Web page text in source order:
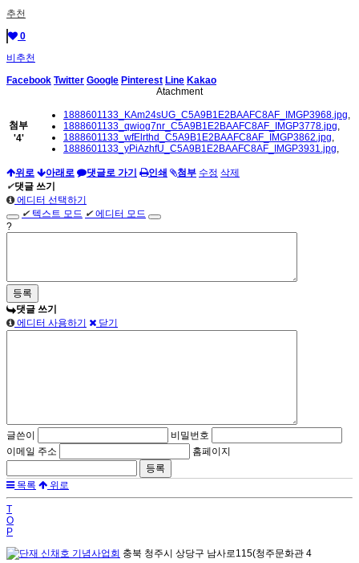
추천
0
비추천
Facebook Twitter Google Pinterest Line Kakao
Atachment
첨부
'4'
1888601133_KAm24sUG_C5A9B1E2BAAFC8AF_IMGP3968.jpg,
1888601133_qwiog7nr_C5A9B1E2BAAFC8AF_IMGP3778.jpg,
1888601133_wfElrthd_C5A9B1E2BAAFC8AF_IMGP3862.jpg,
1888601133_yPiAzhfU_C5A9B1E2BAAFC8AF_IMGP3931.jpg,
위로 아래로 댓글로 가기 인쇄 첨부 수정 삭제
✔댓글 쓰기
에디터 선택하기
✔ 텍스트 모드 ✔에디터 모드
?
댓글 쓰기
에디터 사용하기
닫기
글쓴이
비밀번호
이메일 주소
홈페이지
목록 위로
T
O
P
충북 청주시 상당구 남사로115(청주문화관 4